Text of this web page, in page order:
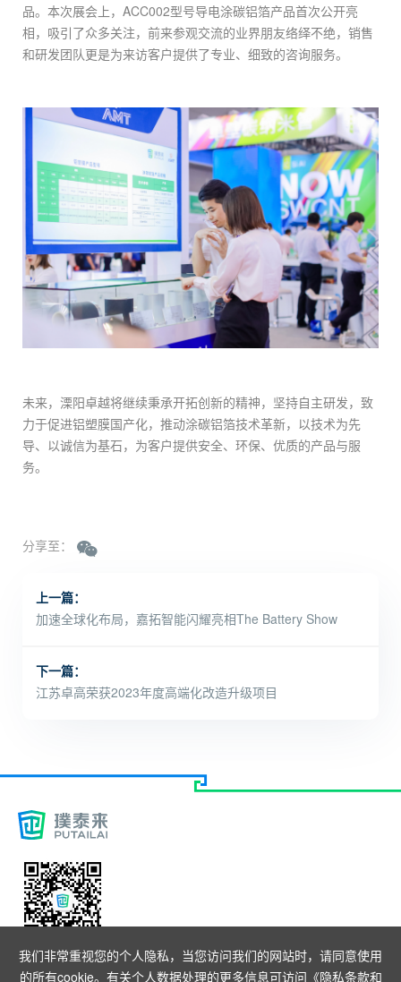
我们非常重视您的个人隐私，当您访问我们的网站时，请同意使用
的所有cookie。有关个人数据处理的更多信息可访问 《隐私条款和
品。本次展会上，ACC002型号导电涂碳铝箔产品首次公开亮
相，吸引了众多关注，前来参观交流的业界朋友络绎不绝，销售
和研发团队更是为来访客户提供了专业、细致的咨询服务。
未来，溧阳卓越将继续秉承开拓创新的精神，坚持自主研发，致
力于促进铝塑膜国产化，推动涂碳铝箔技术革新，以技术为先
导、以诚信为基石，为客户提供安全、环保、优质的产品与服
务。
分享至：
上一篇：
加速全球化布局，嘉拓智能闪耀亮相The Battery Show
下一篇：
江苏卓高荣获2023年度高端化改造升级项目
扫描关注公众号